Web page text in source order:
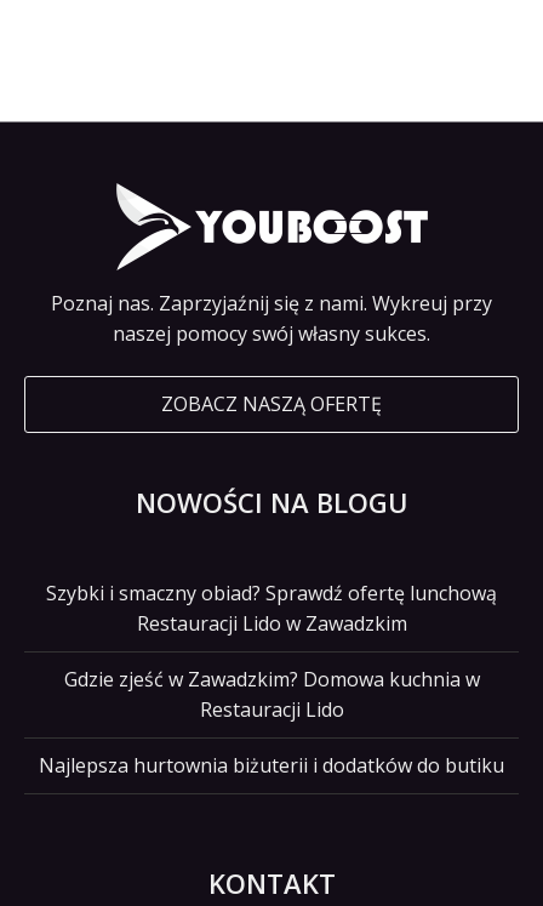
Poznaj nas. Zaprzyjaźnij się z nami. Wykreuj przy
naszej pomocy swój własny sukces.
ZOBACZ NASZĄ OFERTĘ
NOWOŚCI NA BLOGU
Szybki i smaczny obiad? Sprawdź ofertę lunchową
Restauracji Lido w Zawadzkim
Gdzie zjeść w Zawadzkim? Domowa kuchnia w
Restauracji Lido
Najlepsza hurtownia biżuterii i dodatków do butiku
KONTAKT